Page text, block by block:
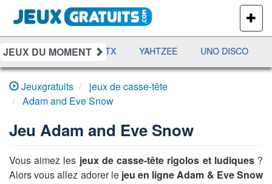
PLUS
DE
JEUX
JEUX DU MOMENT
RAMI JETX YAHTZEE UNO DISCO
Jeuxgratuits
jeux de casse-tête
Adam and Eve Snow
Jeu Adam and Eve Snow
Vous aimez les jeux de casse-tête rigolos et ludiques?
Alors vous allez adorer le jeu en ligne Adam & Eve Snow